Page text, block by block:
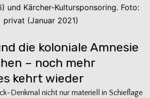
und Kärcher-Kultursponsoring. Foto:
pri­vat (Januar 2021)
die koloniale Amnesie
– noch mehr
kehrt wieder
Denkmal nicht nur mate­ri­ell in Schief­lage